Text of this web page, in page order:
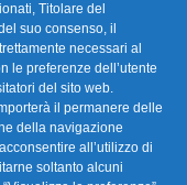
Titolare del
suo consenso, il
necessari al
le preferenze dell’utente
del sito web.
il permanere delle
della navigazione
all’utilizzo di
soltanto alcuni